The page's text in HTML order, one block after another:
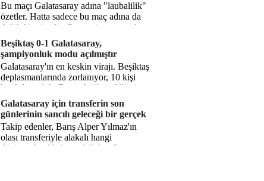
Bu maçı Galatasaray adına "laubalilik"
özetler. Hatta sadece bu maç adına da
değil, bir süredir. Geçen 4 maçta sadece
1 gol yedin ...
Beşiktaş 0-1 Galatasaray,
şampiyonluk modu açılmıştır
Galatasaray'ın en keskin virajı. Beşiktaş
deplasmanlarında zorlanıyor, 10 kişi
bırakılıyorduk. Bu artık öğrendiğimiz
bir gerçek. Sane...
Galatasaray için transferin son
günlerinin sancılı geleceği bir gerçek
Takip edenler, Barış Alper Yılmaz'ın
olası transferiyle alakalı hangi
düşüncede olduğumu bilirler. O